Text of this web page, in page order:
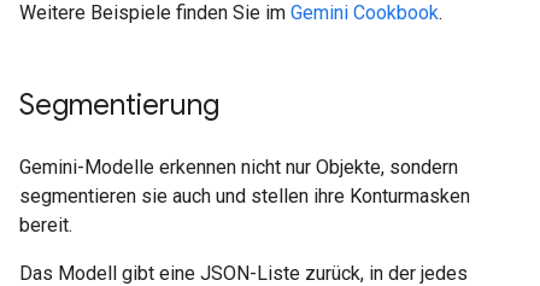
Weitere Beispiele finden Sie im Gemini Cookbook.
Segmentierung
Gemini-Modelle erkennen nicht nur Objekte, sondern
segmentieren sie auch und stellen ihre Konturmasken
bereit.
Das Modell gibt eine JSON-Liste zurück, in der jedes